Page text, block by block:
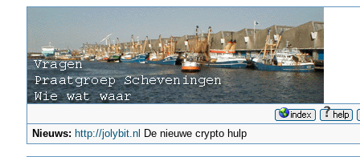
Nieuws: http://jolybit.nl De nieuwe crypto hulp